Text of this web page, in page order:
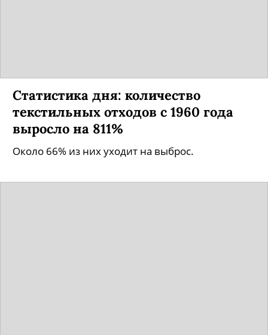
Статистика дня: количество
текстильных отходов с 1960 года
выросло на 811%
Около 66% из них уходит на выброс.